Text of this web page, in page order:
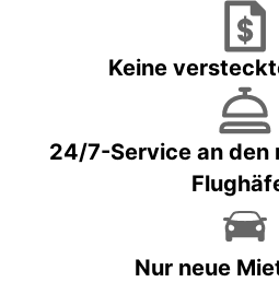
Keine
24/7-Service an den
Nur neue